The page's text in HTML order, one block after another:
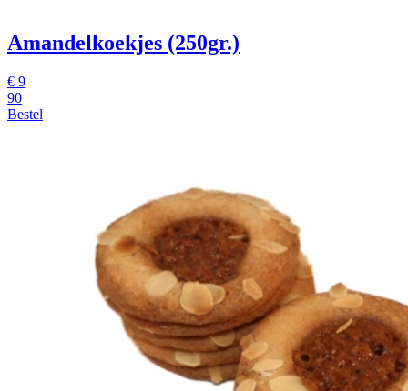
Amandelkoekjes (250gr.)
€ 9
90
Bestel